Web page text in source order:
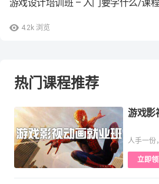
4.2k 浏览
游戏设计培训班 – 入门要学什么/课程
热门课程推荐
游戏影
人手一份
立即